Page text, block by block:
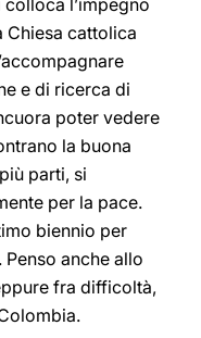
l’impegno
Chiesa cattolica
e di ricerca di
poter vedere
la buona
parti, si
per la pace.
biennio per
anche allo
fra difficoltà,